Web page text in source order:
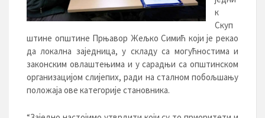
к
Скуп
штине општине Прњавор Жељко Симић који је рекао
да локална заједница, у складу са могућностима и
законским овлаштењима и у сарадњи са општинском
организацијом слијепих, ради на сталном побољшању
положаја ове категорије становника.